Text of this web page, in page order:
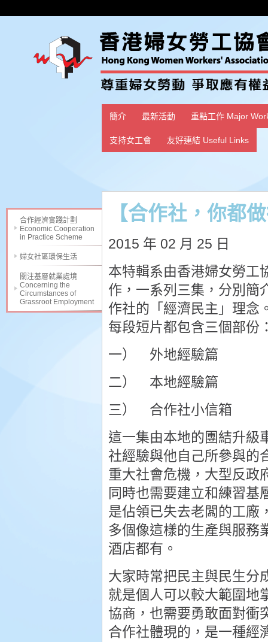
簡介 最新活動 重點工作 Major
支持女工會 友好連結 Useful Links
合作經濟實踐計劃
Economic Cooperation
in Practice Scheme
婦女社區環保生活
關注基層就業處境
Concerning the
Circumstances of
Grassroot Employment
【合作社，你都
2015 年 02 月 25 日
本特輯系由香港婦女勞工
作，一系列三集 ，分別
作社的「經濟民主」理念
每段短片都包含三個部份
一） 外地經驗篇
二） 本地經驗篇
三） 合作社小信箱
這一集由本地的團結升級
社經驗與他自己所參與的
重大社會危機，大型反政
同時也需要建立和練習基
是佔領已失去老闆的工廠
多個像這樣的生產與服務
酒店都有。
大家時常把民主與民生分
就是個人可以較大範圍地
協商，也需要勇敢面對衝
合作社體現的，是一種經